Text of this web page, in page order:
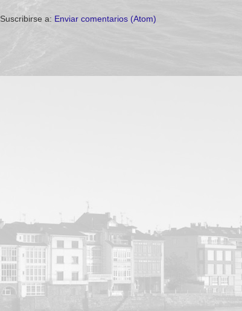
Suscribirse a: Enviar comentarios (Atom)